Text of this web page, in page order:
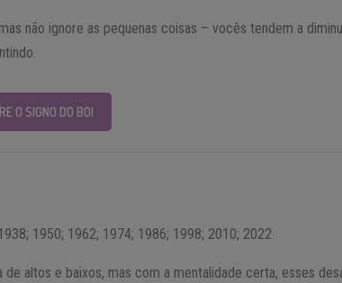
não ignore as pequenas coisas – vocês tendem a
O SIGNO DO BOI
1950; 1962; 1974; 1986; 1998; 2010; 2022
de altos e baixos, mas com a mentalidade certa, esses